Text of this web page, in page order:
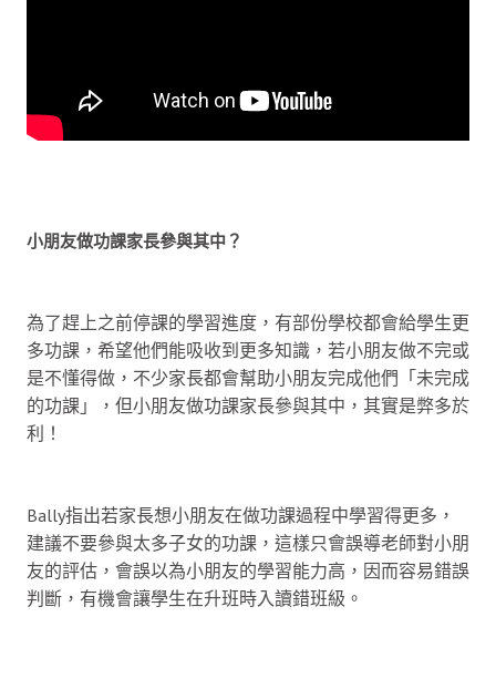
小朋友做功課家長參與其中？
為了趕上之前停課的學習進度，有部份學校都會給學生更
多功課，希望他們能吸收到更多知識，若小朋友做不完或
是不懂得做，不少家長都會幫助小朋友完成他們「未完成
的功課」，但小朋友做功課家長參與其中，其實是弊多於
利！
Bally指出若家長想小朋友在做功課過程中學習得更多，
建議不要參與太多子女的功課，這樣只會誤導老師對小朋
友的評估，會誤以為小朋友的學習能力高，因而容易錯誤
判斷，有機會讓學生在升班時入讀錯班級。